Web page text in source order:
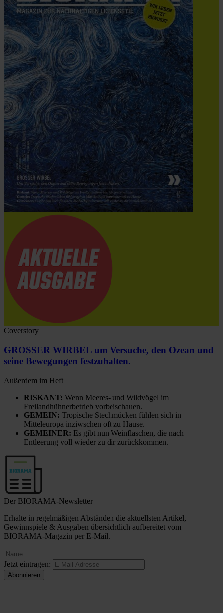
Coverstory
GROSSER WIRBEL um Versuche, den Ozean und
seine Bewegungen festzuhalten.
Außerdem im Heft
RISKANT: Wenn Meeres- und Wildvögel im
Freilandhühnerbetrieb vorbeischauen.
GEMEIN: Tropische Stechmücken fühlen sich in
Mitteleuropa inziwschen oft zu Hause.
GEMEINER: Es gibt nun Weinflaschen, die nach
Entleerung voll wieder zu dir zurückkommen.
Der BIORAMA-Newsletter
Erhalte in regelmäßigen Abständen die aktuellsten Artikel,
Gewinnspiele & Ausgaben übersichtlich aufbereitet vom
BIORAMA-Magazin per E-Mail.
Jetzt eintragen: